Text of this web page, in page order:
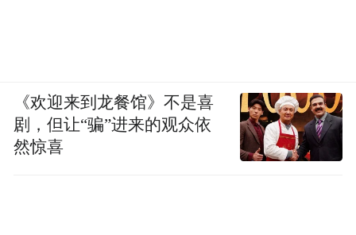
《欢迎来到龙餐馆》不是喜
剧，但让“骗”进来的观众依
然惊喜